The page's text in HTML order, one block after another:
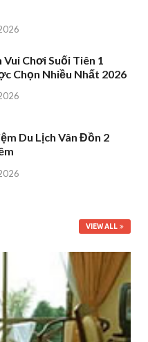
Vui Chơi Suối Tiên 1
Chọn Nhiều Nhất 2026
Du Lịch Vân Đồn 2
VIEW ALL